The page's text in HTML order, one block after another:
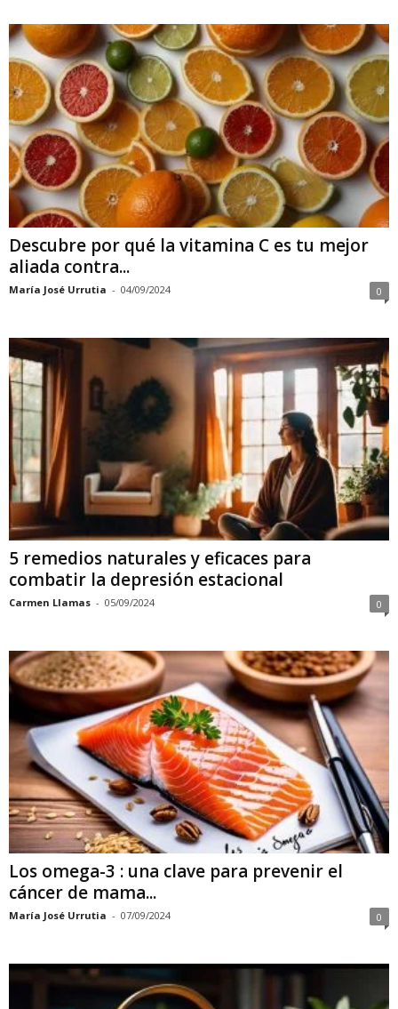
Descubre por qué la vitamina C es tu mejor
aliada contra...
María José Urrutia - 04/09/2024 0
5 remedios naturales y eficaces para
combatir la depresión estacional
Carmen Llamas - 05/09/2024 0
Los omega-3 : una clave para prevenir el
cáncer de mama...
María José Urrutia - 07/09/2024 0